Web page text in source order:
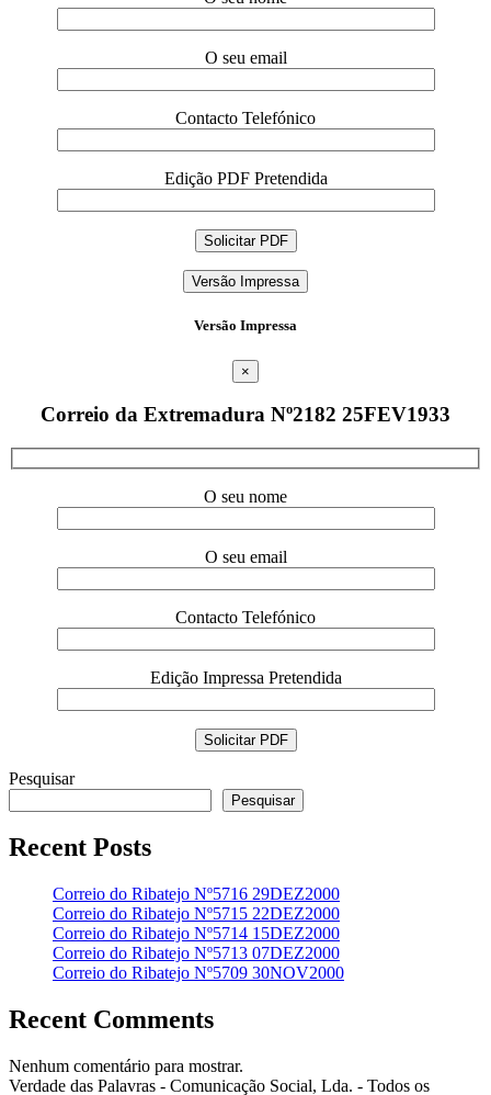
O seu email
Contacto Telefónico
Edição PDF Pretendida
Versão Impressa
Versão Impressa
×
Correio da Extremadura Nº2182 25FEV1933
O seu nome
O seu email
Contacto Telefónico
Edição Impressa Pretendida
Pesquisar
Pesquisar
Recent Posts
Correio do Ribatejo Nº5716 29DEZ2000
Correio do Ribatejo Nº5715 22DEZ2000
Correio do Ribatejo Nº5714 15DEZ2000
Correio do Ribatejo Nº5713 07DEZ2000
Correio do Ribatejo Nº5709 30NOV2000
Recent Comments
Nenhum comentário para mostrar.
Verdade das Palavras - Comunicação Social, Lda. - Todos os